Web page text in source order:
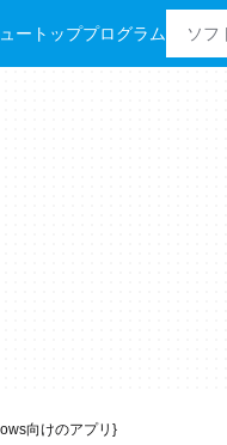
ー トッププログラム
向けのアプリ}